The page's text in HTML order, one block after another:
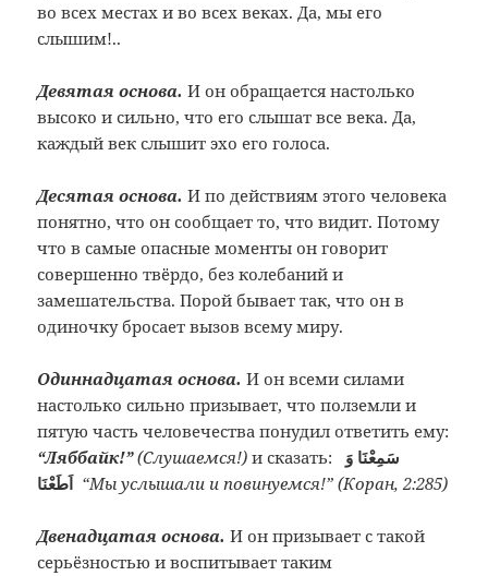
во всех местах и во всех веках. Да, мы его
слышим!..
Девятая основа.И он обращается настолько
высоко и сильно, что его слышат все века. Да,
каждый век слышит эхо его голоса.
Десятая основа.И по действиям этого человека
понятно, что он сообщает то, что видит. Потому
что в самые опасные моменты он говорит
совершенно твёрдо, без колебаний и
замешательства. Порой бывает так, что он в
одиночку бросает вызов всему миру.
Одиннадцатая основа.И он всеми силами
настолько сильно призывает, что полземли и
пятую часть человечества понудил ответить ему:
“Ляббайк!” (Слушаемся!) и сказать:
سَمِعْنَا وَ
اَطَعْنَا “Мы услышали и повинуемся!” (Коран, 2:285)
Двенадцатая основа.И он призывает с такой
серьёзностью и воспитывает таким